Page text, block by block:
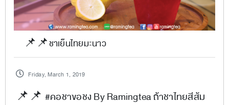
📌📌ชาเย็นไทยมะนาว
Friday, March 1, 2019
📌📌 #คอชาขอชง By Ramingtea ถ้าชาไทยสีส้ม